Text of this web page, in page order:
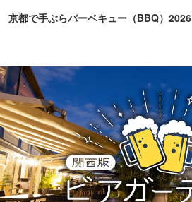
京都で手ぶらバーベキュー（BBQ）2026